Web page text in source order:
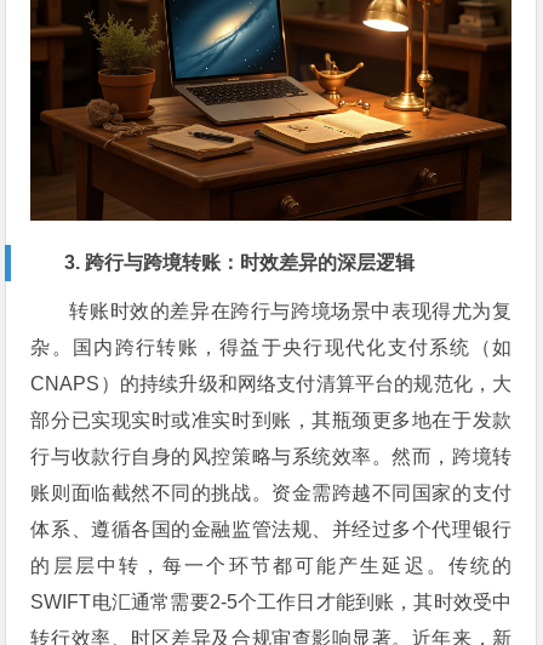
3. 跨行与跨境转账：时效差异的深层逻辑
转账时效的差异在跨行与跨境场景中表现得尤为复
杂。国内跨行转账，得益于央行现代化支付系统（如
CNAPS）的持续升级和网络支付清算平台的规范化，大
部分已实现实时或准实时到账，其瓶颈更多地在于发款
行与收款行自身的风控策略与系统效率。然而，跨境转
账则面临截然不同的挑战。资金需跨越不同国家的支付
体系、遵循各国的金融监管法规、并经过多个代理银行
的层层中转，每一个环节都可能产生延迟。传统的
SWIFT电汇通常需要2-5个工作日才能到账，其时效受中
转行效率、时区差异及合规审查影响显著。近年来，新